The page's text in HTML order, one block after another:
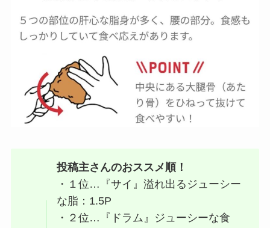
投稿主さんのおススメ順！
・１位…『サイ』溢れ出るジューシー
な脂：1.5P
・２位…『ドラム』ジューシーな食